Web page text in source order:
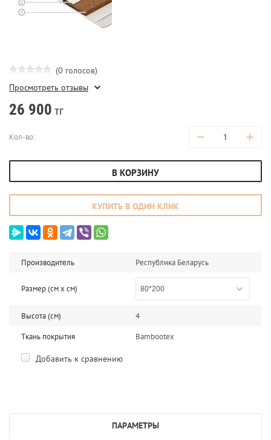
(0 голосов)
Просмотреть отзывы
26 900 тг
Кол-во: − +
В КОРЗИНУ
КУПИТЬ В ОДИН КЛИК
Производитель Республика Беларусь
Размер (см x cм) 80*200
Высота (см)
4
Ткань покрытия
Bambootex
Добавить к сравнению
ПАРАМЕТРЫ